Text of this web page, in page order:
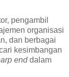
pengambil
organisasi
dan berbagai
kesimbangan
end dalam